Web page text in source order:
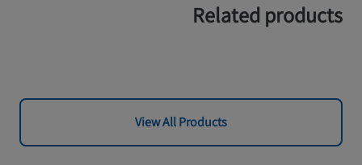
Related products
View All Products